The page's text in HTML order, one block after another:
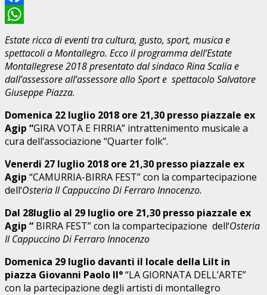
Facebook
WhatsApp
Estate ricca di eventi tra cultura, gusto, sport, musica e
spettacoli a Montallegro. Ecco il programma dell’Estate
Montallegrese 2018 presentato dal sindaco Rina Scalia e
dall’assessore all’assessore allo Sport e spettacolo Salvatore
Giuseppe Piazza.
Domenica 22 luglio 2018 ore 21,30 presso piazzale ex
Agip “GIRA VOTA E FIRRIA” intrattenimento musicale a
cura dell’associazione “Quarter folk”.
Venerdi 27 luglio 2018 ore 21,30 presso piazzale ex
Agip “CAMURRIA-BIRRA FEST” con la compartecipazione
dell‘Osteria Il Cappuccino Di Ferraro Innocenzo.
Dal 28luglio al 29 luglio ore 21,30 presso piazzale ex
Agip “ BIRRA FEST” con la compartecipazione dell‘Osteria
Il Cappuccino Di Ferraro Innocenzo
Domenica 29 luglio davanti il locale della Lilt in
piazza Giovanni Paolo II°“LA GIORNATA DELL’ARTE”
con la partecipazione degli artisti di montallegro